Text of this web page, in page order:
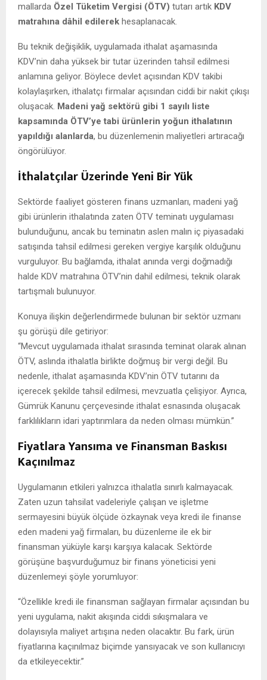
mallarda Özel Tüketim Vergisi (ÖTV) tutarı artık KDV
matrahına dâhil edilerek hesaplanacak.
Bu teknik değişiklik, uygulamada ithalat aşamasında
KDV’nin daha yüksek bir tutar üzerinden tahsil edilmesi
anlamına geliyor. Böylece devlet açısından KDV takibi
kolaylaşırken, ithalatçı firmalar açısından ciddi bir nakit çıkışı
oluşacak. Madeni yağ sektörü gibi 1 sayılı liste
kapsamında ÖTV’ye tabi ürünlerin yoğun ithalatının
yapıldığı alanlarda, bu düzenlemenin maliyetleri artıracağı
öngörülüyor.
İthalatçılar Üzerinde Yeni Bir Yük
Sektörde faaliyet gösteren finans uzmanları, madeni yağ
gibi ürünlerin ithalatında zaten ÖTV teminatı uygulaması
bulunduğunu, ancak bu teminatın aslen malın iç piyasadaki
satışında tahsil edilmesi gereken vergiye karşılık olduğunu
vurguluyor. Bu bağlamda, ithalat anında vergi doğmadığı
halde KDV matrahına ÖTV’nin dahil edilmesi, teknik olarak
tartışmalı bulunuyor.
Konuya ilişkin değerlendirmede bulunan bir sektör uzmanı
şu görüşü dile getiriyor:
“Mevcut uygulamada ithalat sırasında teminat olarak alınan
ÖTV, aslında ithalatla birlikte doğmuş bir vergi değil. Bu
nedenle, ithalat aşamasında KDV’nin ÖTV tutarını da
içerecek şekilde tahsil edilmesi, mevzuatla çelişiyor. Ayrıca,
Gümrük Kanunu çerçevesinde ithalat esnasında oluşacak
farklılıkların idari yaptırımlara da neden olması mümkün.”
Fiyatlara Yansıma ve Finansman Baskısı
Kaçınılmaz
Uygulamanın etkileri yalnızca ithalatla sınırlı kalmayacak.
Zaten uzun tahsilat vadeleriyle çalışan ve işletme
sermayesini büyük ölçüde özkaynak veya kredi ile finanse
eden madeni yağ firmaları, bu düzenleme ile ek bir
finansman yüküyle karşı karşıya kalacak. Sektörde
görüşüne başvurduğumuz bir finans yöneticisi yeni
düzenlemeyi şöyle yorumluyor:
“Özellikle kredi ile finansman sağlayan firmalar açısından bu
yeni uygulama, nakit akışında ciddi sıkışmalara ve
dolayısıyla maliyet artışına neden olacaktır. Bu fark, ürün
fiyatlarına kaçınılmaz biçimde yansıyacak ve son kullanıcıyı
da etkileyecektir.”